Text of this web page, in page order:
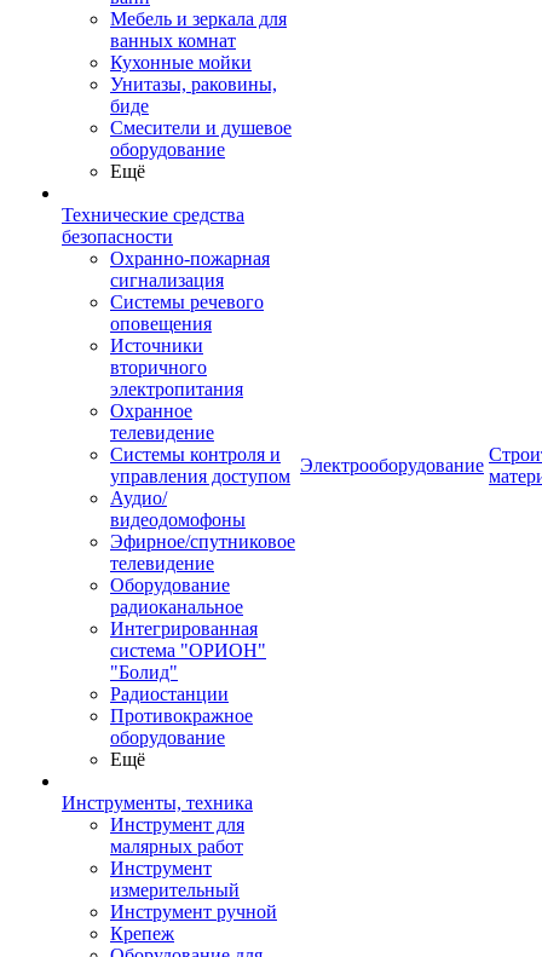
Мебель и зеркала для
ванных комнат
Кухонные мойки
Унитазы, раковины,
биде
Смесители и душевое
оборудование
Ещё
Технические средства
безопасности
Охранно-пожарная
сигнализация
Системы речевого
оповещения
Источники
вторичного
электропитания
Охранное
телевидение
Системы контроля и
управления доступом
Аудио/
видеодомофоны
Эфирное/спутниковое
телевидение
Оборудование
радиоканальное
Интегрированная
система "ОРИОН"
"Болид"
Радиостанции
Противокражное
оборудование
Ещё
Инструменты, техника
Инструмент для
малярных работ
Инструмент
измерительный
Инструмент ручной
Крепеж
Электрооборудование